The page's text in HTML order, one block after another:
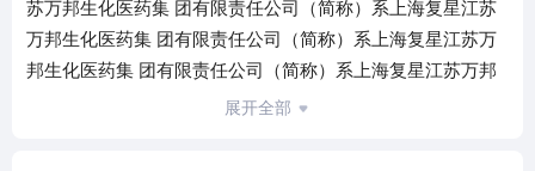
苏万邦生化医药集 团有限责任公司（简称）系上海复星江苏
万邦生化医药集 团有限责任公司（简称）系上海复星江苏万
邦生化医药集 团有限责任公司（简称）系上海复星江苏万邦
生化医药集 团有限责任公司（简称）系上海复星团）股份有
展开全部